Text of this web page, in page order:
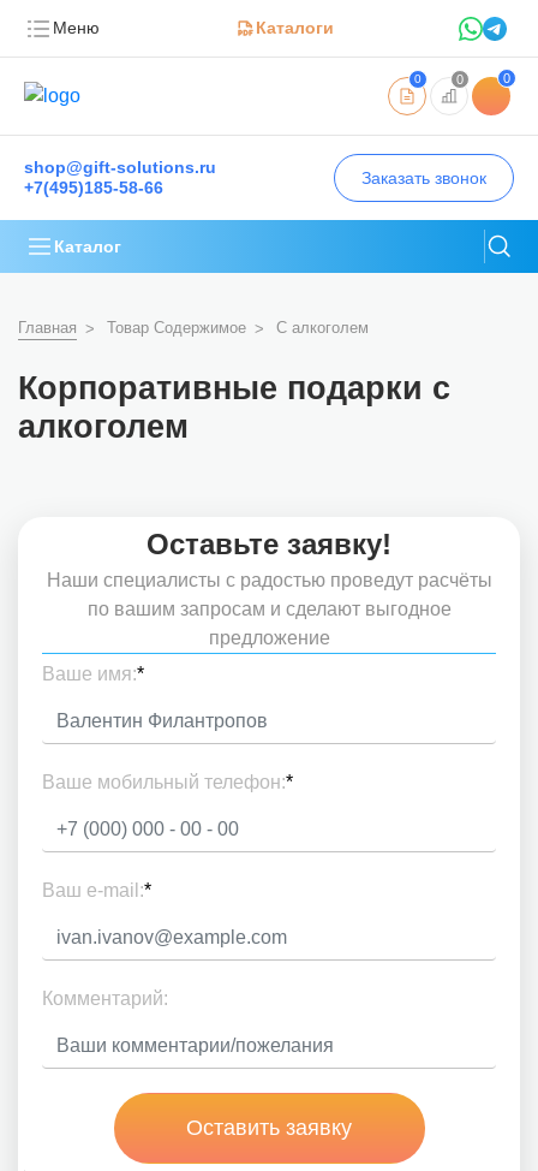
Меню Каталоги
0 0 0
shop@gift-solutions.ru
+7(495)185-58-66
Заказать звонок
Каталог
Главная Товар Содержимое С алкоголем
Корпоративные подарки с
алкоголем
Оставьте заявку!
Наши специалисты с радостью проведут расчёты
по вашим запросам и сделают выгодное
предложение
Ваше имя:*
Ваше мобильный телефон:*
Ваш e-mail:*
Комментарий:
Оставить заявку